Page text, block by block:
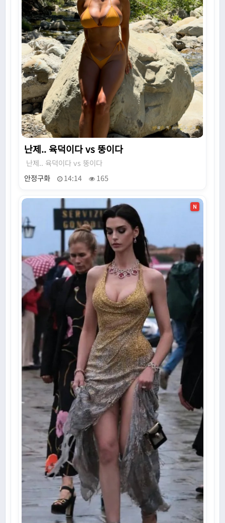
난제.. 육덕이다 vs 뚱이다
난제.. 육덕이다 vs 뚱이다
안정구화
14:14 165
N